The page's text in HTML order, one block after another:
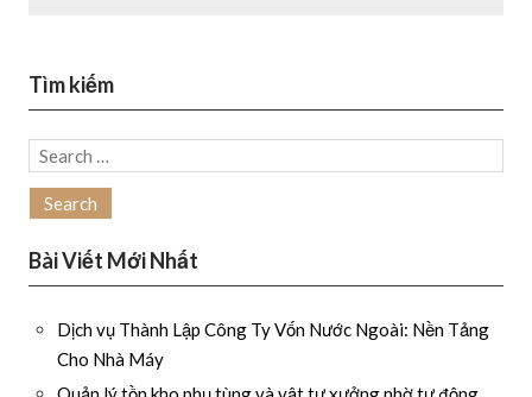
Tìm kiếm
Search
for:
Bài Viết Mới Nhất
Dịch vụ Thành Lập Công Ty Vốn Nước Ngoài: Nền Tảng
Cho Nhà Máy